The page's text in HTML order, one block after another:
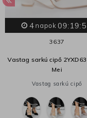
4 napok
3637
Vastag sarkú cipő
Mei
Vastag sarkú cipő